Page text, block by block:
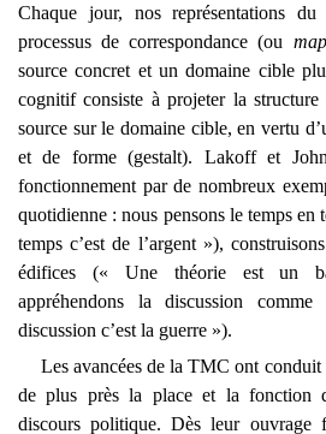
Chaque jour, nos représentations
processus de correspondance (ou
source concret et un domaine cible
cognitif consiste à projeter la structure
source sur le domaine cible, en vertu
et de forme (gestalt). Lakoff et
fonctionnement par de nombreux
quotidienne : nous pensons le temps en
temps c’est de l’argent »),
édifices (« Une théorie est un
appréhendons la discussion
discussion c’est la guerre »).
Les avancées de la TMC ont conduit
de plus près la place et la fonction
discours politique. Dès leur ouvrage